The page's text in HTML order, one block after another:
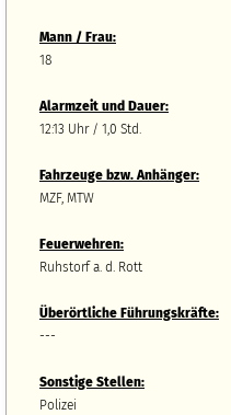
Mann / Frau:
18
Alarmzeit und Dauer:
12:13 Uhr / 1,0 Std.
Fahrzeuge bzw.Anhänger:
MZF, MTW
Feuerwehren:
Ruhstorf a. d. Rott
Überörtliche Führungskräfte:
---
Sonstige Stellen:
Polizei